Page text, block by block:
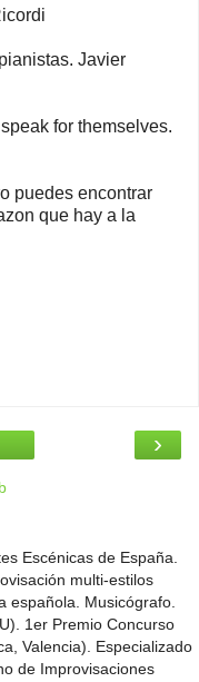
Javier
for themselves.
puedes encontrar
que hay a la
›
Escénicas de España.
multi-estilos
española. Musicógrafo.
1er Premio Concurso
Valencia). Especializado
de Improvisaciones